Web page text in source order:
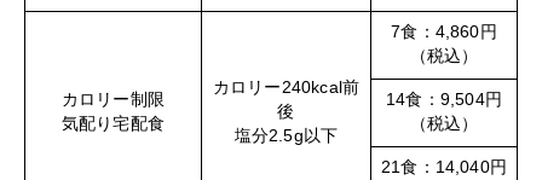
カロリー制限
気配り宅配食
カロリー240kcal前
後
塩分2.5g以下
7食：4,860円
（税込）
14食：9,504円
（税込）
21食：14,040円